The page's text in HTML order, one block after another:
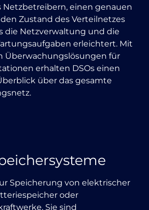
Netzbetreibern, einen genauen
Zustand des Verteilnetzes
die Netzverwaltung und die
erleichtert. Mit
Überwachungslösungen für
erhalten DSOs einen
über das gesamte
Speicherung von elektrischer
oder
Sie sind